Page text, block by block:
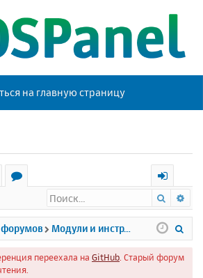
на главную страницу
р
у
м
х
о
д
Поиск
форумов Модули и инструменты
переехала на GitHub . Старый форум